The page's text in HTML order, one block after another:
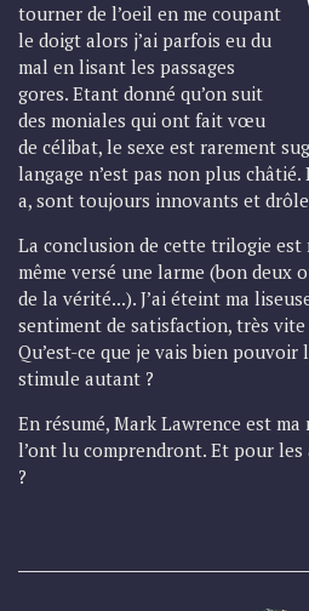
tourner de l’oeil en me coupant
le doigt alors j’ai parfois eu du
mal en lisant les passages
gores. Etant donné qu’on suit
des moniales qui ont fait vœu
de célibat, le sexe est rarement
langage n’est pas non plus
a, sont toujours innovants et
La conclusion de cette trilogie est
même versé une larme (bon deux
de la vérité...). J’ai éteint ma
sentiment de satisfaction, très
Qu’est-ce que je vais bien
stimule autant ?
En résumé, Mark Lawrence est
l’ont lu comprendront. Et pour les
?